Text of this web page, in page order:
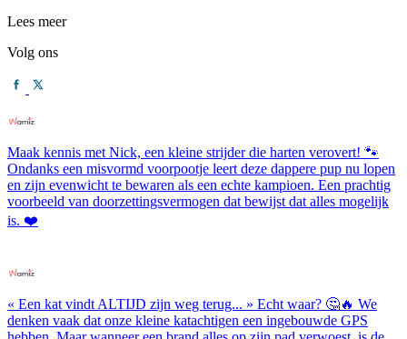
Lees meer
Volg ons
Maak kennis met Nick, een kleine strijder die harten verovert! 🐾
Ondanks een misvormd voorpootje leert deze dappere pup nu lopen
en zijn evenwicht te bewaren als een echte kampioen. Een prachtig
voorbeeld van doorzettingsvermogen dat bewijst dat alles mogelijk
is. ❤️
« Een kat vindt ALTIJD zijn weg terug... » Echt waar? 🤔🔥 We
denken vaak dat onze kleine katachtigen een ingebouwde GPS